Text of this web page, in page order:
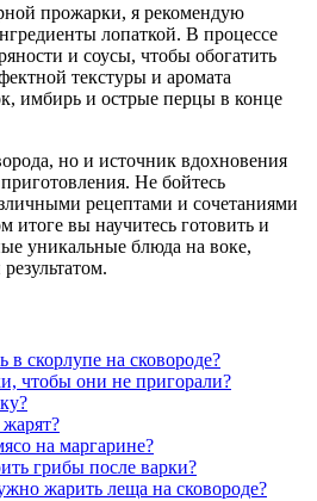
прожарки, я рекомендую
лопаткой. В процессе
и соусы, чтобы обогатить
текстуры и аромата
имбирь и острые перцы в конце
но и источник вдохновения
Не бойтесь
рецептами и сочетаниями
итоге вы научитесь готовить и
уникальные блюда на воке,
скорлупе на сковороде?
чтобы они не пригорали?
на маргарине?
грибы после варки?
жарить леща на сковороде?